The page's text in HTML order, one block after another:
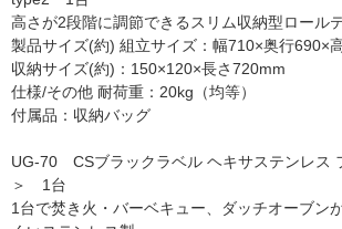
高さが2段階に調節できるスリム収納型ロールテ
製品サイズ(約) 組立サイズ：幅710×奥行690×
収納サイズ(約)：150×120×長さ720mm
仕様/その他 耐荷重：20kg（均等）
付属品：収納バッグ
UG-70 CSブラックラベル ヘキサステンレス
＞ 1台
1台で焚き火・バーベキュー、ダッチオーブン